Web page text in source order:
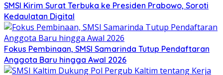
SMSI Kirim Surat Terbuka ke Presiden Prabowo, Soroti
Kedaulatan Digital
Fokus Pembinaan, SMSI Samarinda Tutup Pendaftaran
Anggota Baru hingga Awal 2026